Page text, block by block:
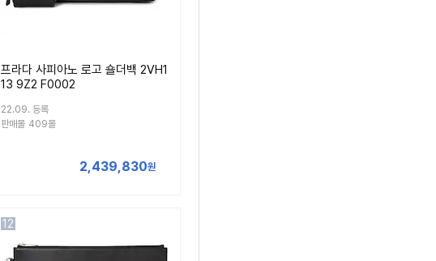
프라다 사피아노 로고 숄더백 2VH1
13 9Z2 F0002
22.09. 등록
판매몰 409몰
2,439,830원
12